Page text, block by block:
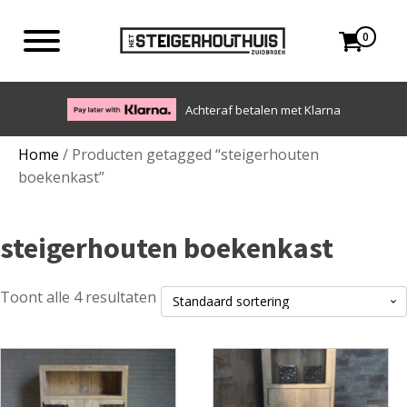
0
Eigen bezorgdienst in NL en BE. Afhalen ook mogelijk.
Home / Producten getagged “steigerhouten
boekenkast”
steigerhouten boekenkast
Toont alle 4 resultaten
product
Dit
product